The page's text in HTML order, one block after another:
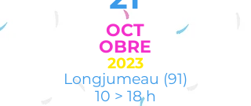
OCT
OBRE
2023
Longjumeau (91)
10 > 18 h